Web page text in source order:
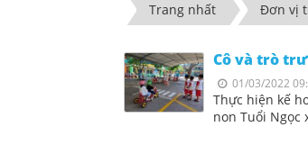
Trang nhất Đơn vị
Cô và trò
01/03/2022
Thực hiện kế
non Tuổi Ngọc